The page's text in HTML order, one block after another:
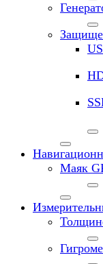
Маяк